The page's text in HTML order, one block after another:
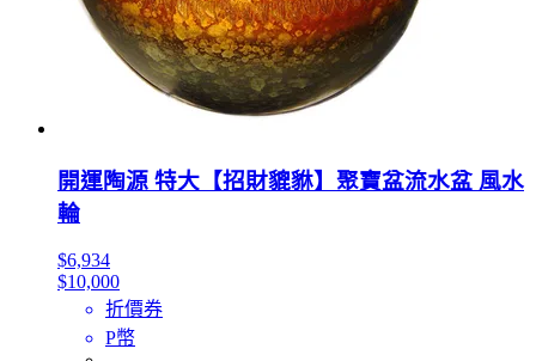
開運陶源 特大【招財貔貅】聚寶盆流水盆 風水
輪
$6,934
$10,000
折價券
P幣